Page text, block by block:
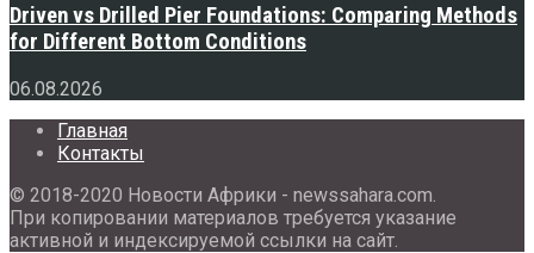
Driven vs Drilled Pier Foundations: Comparing Methods
for Different Bottom Conditions
06.08.2026
Главная
Контакты
© 2018-2020 Новости Африки - newssahara.com.
При копировании материалов требуется указание
активной и индексируемой ссылки на сайт.